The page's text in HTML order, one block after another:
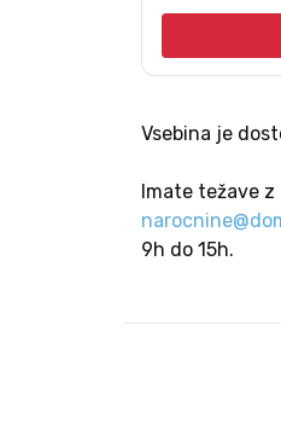
Vsebina je
Imate težave z
9h do 15h.